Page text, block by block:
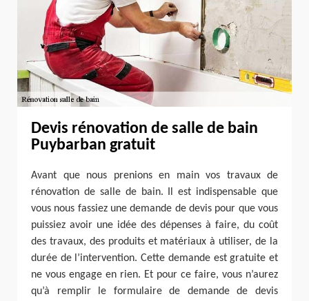
Devis rénovation de salle de bain
Puybarban gratuit
Avant que nous prenions en main vos travaux de
rénovation de salle de bain. Il est indispensable que
vous nous fassiez une demande de devis pour que vous
puissiez avoir une idée des dépenses à faire, du coût
des travaux, des produits et matériaux à utiliser, de la
durée de l’intervention. Cette demande est gratuite et
ne vous engage en rien. Et pour ce faire, vous n’aurez
qu’à remplir le formulaire de demande de devis